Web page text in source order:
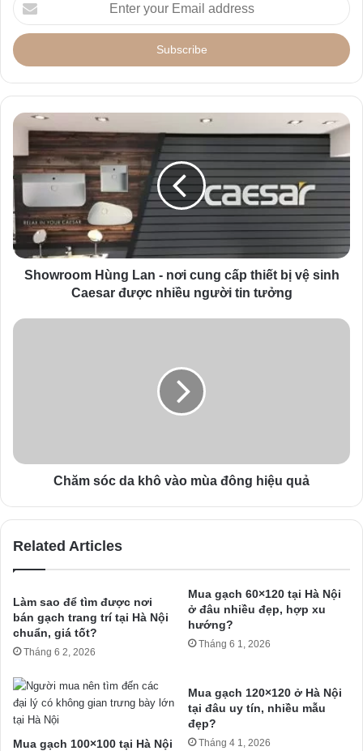
n
e
y
u
E
m
a
i
l
a
d
s
Showroom Hùng Lan - nơi cung cấp thiết bị vệ sinh
Caesar được nhiều người tin tưởng
Chăm sóc da khô vào mùa đông hiệu quả
Related Articles
Làm sao để tìm được nơi
bán gạch trang trí tại Hà Nội
chuẩn, giá tốt?
Tháng 6 2, 2026
Mua gạch 60×120 tại Hà Nội
ở đâu nhiều đẹp, hợp xu
hướng?
Tháng 6 1, 2026
Mua gạch 100×100 tại Hà Nội
Mua gạch 120×120 ở Hà Nội
tại đâu uy tín, nhiều mẫu
đẹp?
Tháng 4 1, 2026